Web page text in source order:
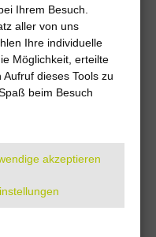
sind
kündigen
Ihrem Besuch.
aller von uns
Ihre individuelle
Möglichkeit, erteilte
dieses Tools zu
beim Besuch
akzeptieren